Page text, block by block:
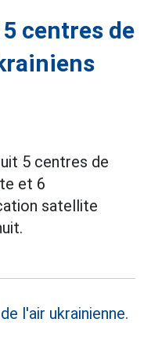
centres de
5 centres de
et 6
satellite